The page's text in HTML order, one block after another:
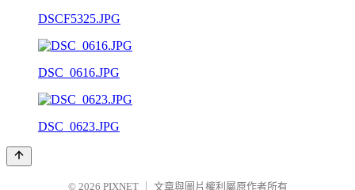
DSCF5325.JPG
DSC_0616.JPG
DSC_0623.JPG
© 2026 PIXNET 文章與圖片權利屬原作者所有